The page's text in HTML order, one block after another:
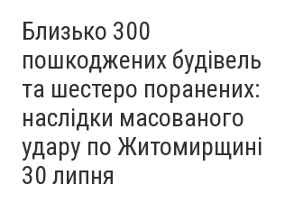
Близько 300
пошкоджених будівель
та шестеро поранених:
наслідки масованого
удару по Житомирщині
30 липня